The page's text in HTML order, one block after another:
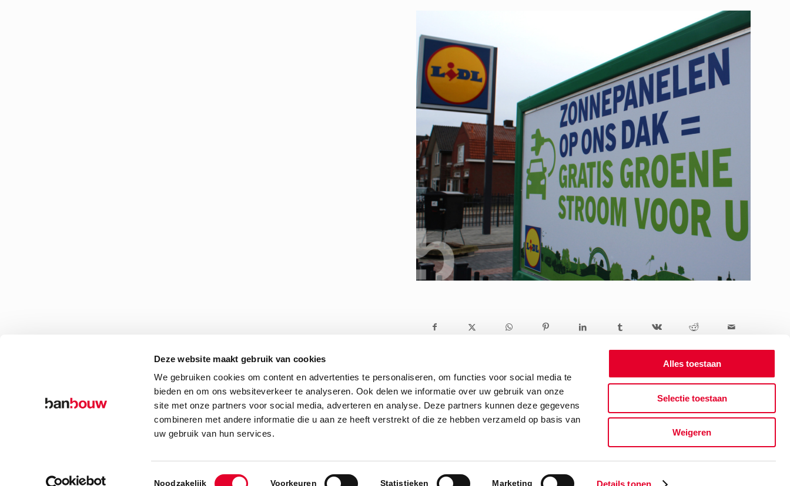
Deze website maakt gebruik van cookies
We gebruiken cookies om content en advertenties te personaliseren, om functies voor social media te
bieden en om ons websiteverkeer te analyseren. Ook delen we informatie over uw gebruik van onze
site met onze partners voor social media, adverteren en analyse. Deze partners kunnen deze gegevens
combineren met andere informatie die u aan ze heeft verstrekt of die ze hebben verzameld op basis van
uw gebruik van hun services.
Toestemmingsselectie
Noodzakelijk Voorkeuren Statistieken Marketing Details tonen
Alles toestaan
Selectie toestaan
Weigeren
© Copyright – BanBouw | Onderdeel van deBanGroep|Algemene voorwaarden|Privacybeleid